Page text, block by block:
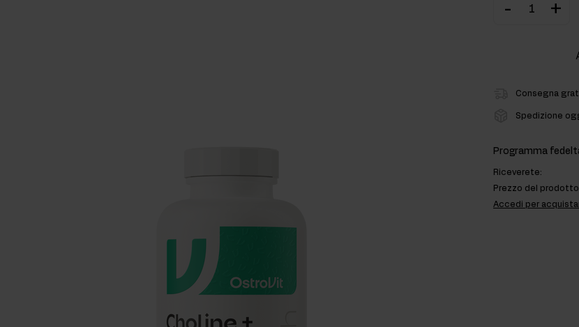
- +
Consegna
Spedizione
Programma
Riceverete:
Prezzo del
Accedi per